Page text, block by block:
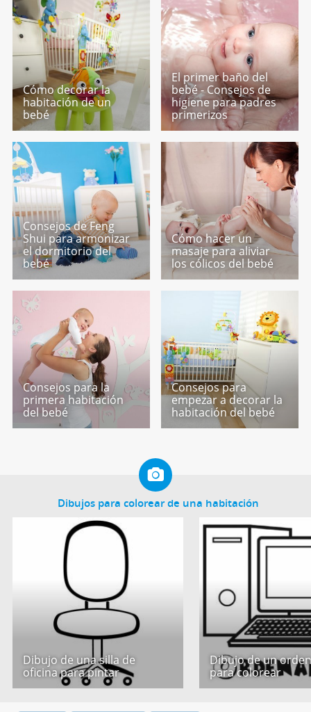
Cómo decorar la
habitación de un
bebé
El primer baño del
bebé - Consejos de
higiene para padres
primerizos
Consejos de Feng
Shui para armonizar
el dormitorio del
bebé
Cómo hacer un
masaje para aliviar
los cólicos del bebé
Consejos para la
primera habitación
del bebé
Consejos para
empezar a decorar la
habitación del bebé
Dibujos para colorear de una habitación
Dibujo de una silla de
oficina para pintar
Dibujo de un
para colorear